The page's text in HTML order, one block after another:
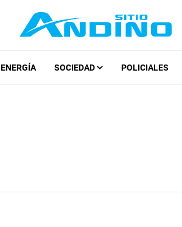
ENERGÍA SOCIEDAD POLICIALES